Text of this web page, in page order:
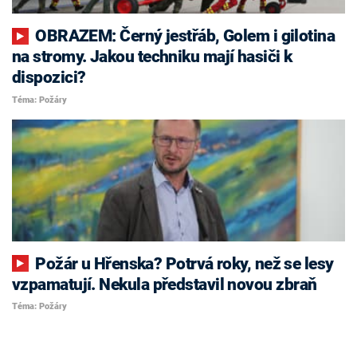
OBRAZEM: Černý jestřáb, Golem i gilotina
na stromy. Jakou techniku mají hasiči k
dispozici?
Téma: Požáry
vzpamatují. Nekula představil novou zbraň
Téma: Požáry